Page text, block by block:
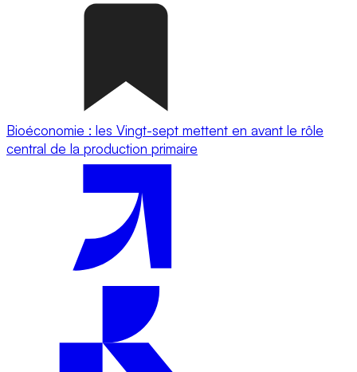
Bioéconomie : les Vingt-sept mettent en avant le rôle
central de la production primaire